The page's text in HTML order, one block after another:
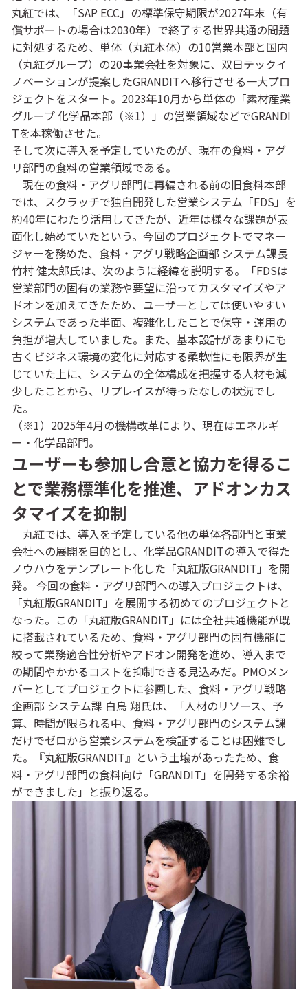
丸紅では、「SAP ECC」の標準保守期限が2027年末（有
償サポートの場合は2030年）で終了する世界共通の問題
に対処するため、単体（丸紅本体）の10営業本部と国内
（丸紅グループ）の20事業会社を対象に、双日テックイ
ノベーションが提案したGRANDITへ移行させる一大プロ
ジェクトをスタート。2023年10月から単体の「素材産業
グループ 化学品本部（※1）」の営業領域などでGRANDI
Tを本稼働させた。
そして次に導入を予定していたのが、現在の食料・アグ
リ部門の食料の営業領域である。
現在の食料・アグリ部門に再編される前の旧食料本部
では、スクラッチで独自開発した営業システム「FDS」を
約40年にわたり活用してきたが、近年は様々な課題が表
面化し始めていたという。今回のプロジェクトでマネー
ジャーを務めた、食料・アグリ戦略企画部 システム課長
竹村 健太郎氏は、次のように経緯を説明する。「FDSは
営業部門の固有の業務や要望に沿ってカスタマイズやア
ドオンを加えてきたため、ユーザーとしては使いやすい
システムであった半面、複雑化したことで保守・運用の
負担が増大していました。また、基本設計があまりにも
古くビジネス環境の変化に対応する柔軟性にも限界が生
じていた上に、システムの全体構成を把握する人材も減
少したことから、リプレイスが待ったなしの状況でし
た。
（※1）2025年4月の機構改革により、現在はエネルギ
ー・化学品部門。
ユーザーも参加し合意と協力を得るこ
とで業務標準化を推進、アドオンカス
タマイズを抑制
丸紅では、導入を予定している他の単体各部門と事業
会社への展開を目的とし、化学品GRANDITの導入で得た
ノウハウをテンプレート化した「丸紅版GRANDIT」を開
発。 今回の食料・アグリ部門への導入プロジェクトは、
「丸紅版GRANDIT」を展開する初めてのプロジェクトと
なった。この「丸紅版GRANDIT」には全社共通機能が既
に搭載されているため、食料・アグリ部門の固有機能に
絞って業務適合性分析やアドオン開発を進め、導入まで
の期間やかかるコストを抑制できる見込みだ。PMOメン
バーとしてプロジェクトに参画した、食料・アグリ戦略
企画部 システム課 白鳥 翔氏は、「人材のリソース、予
算、時間が限られる中、食料・アグリ部門のシステム課
だけでゼロから営業システムを検証することは困難でし
た。『丸紅版GRANDIT』という土壌があったため、食
料・アグリ部門の食料向け「GRANDIT」を開発する余裕
ができました」と振り返る。